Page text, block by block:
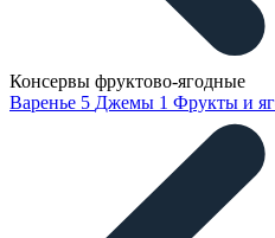
Консервы фруктово-ягодные
Варенье 5 Джемы 1 Фрукты и